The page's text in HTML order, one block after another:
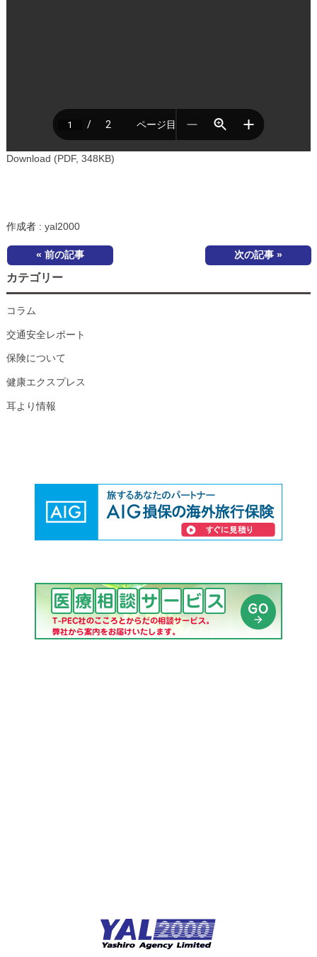
Download (PDF, 348KB)
作成者 : yal2000
« 前の記事 次の記事 »
カテゴリー
コラム
交通安全レポート
保険について
健康エクスプレス
耳より情報